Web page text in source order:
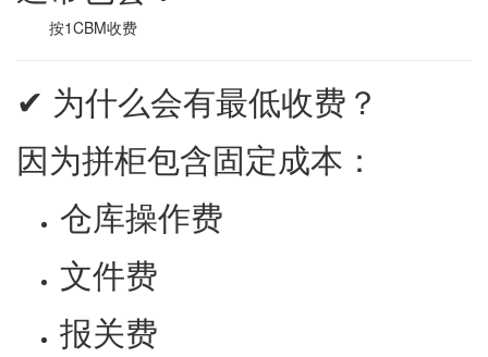
按1CBM收费
✔ 为什么会有最低收费？
因为拼柜包含固定成本：
仓库操作费
文件费
报关费